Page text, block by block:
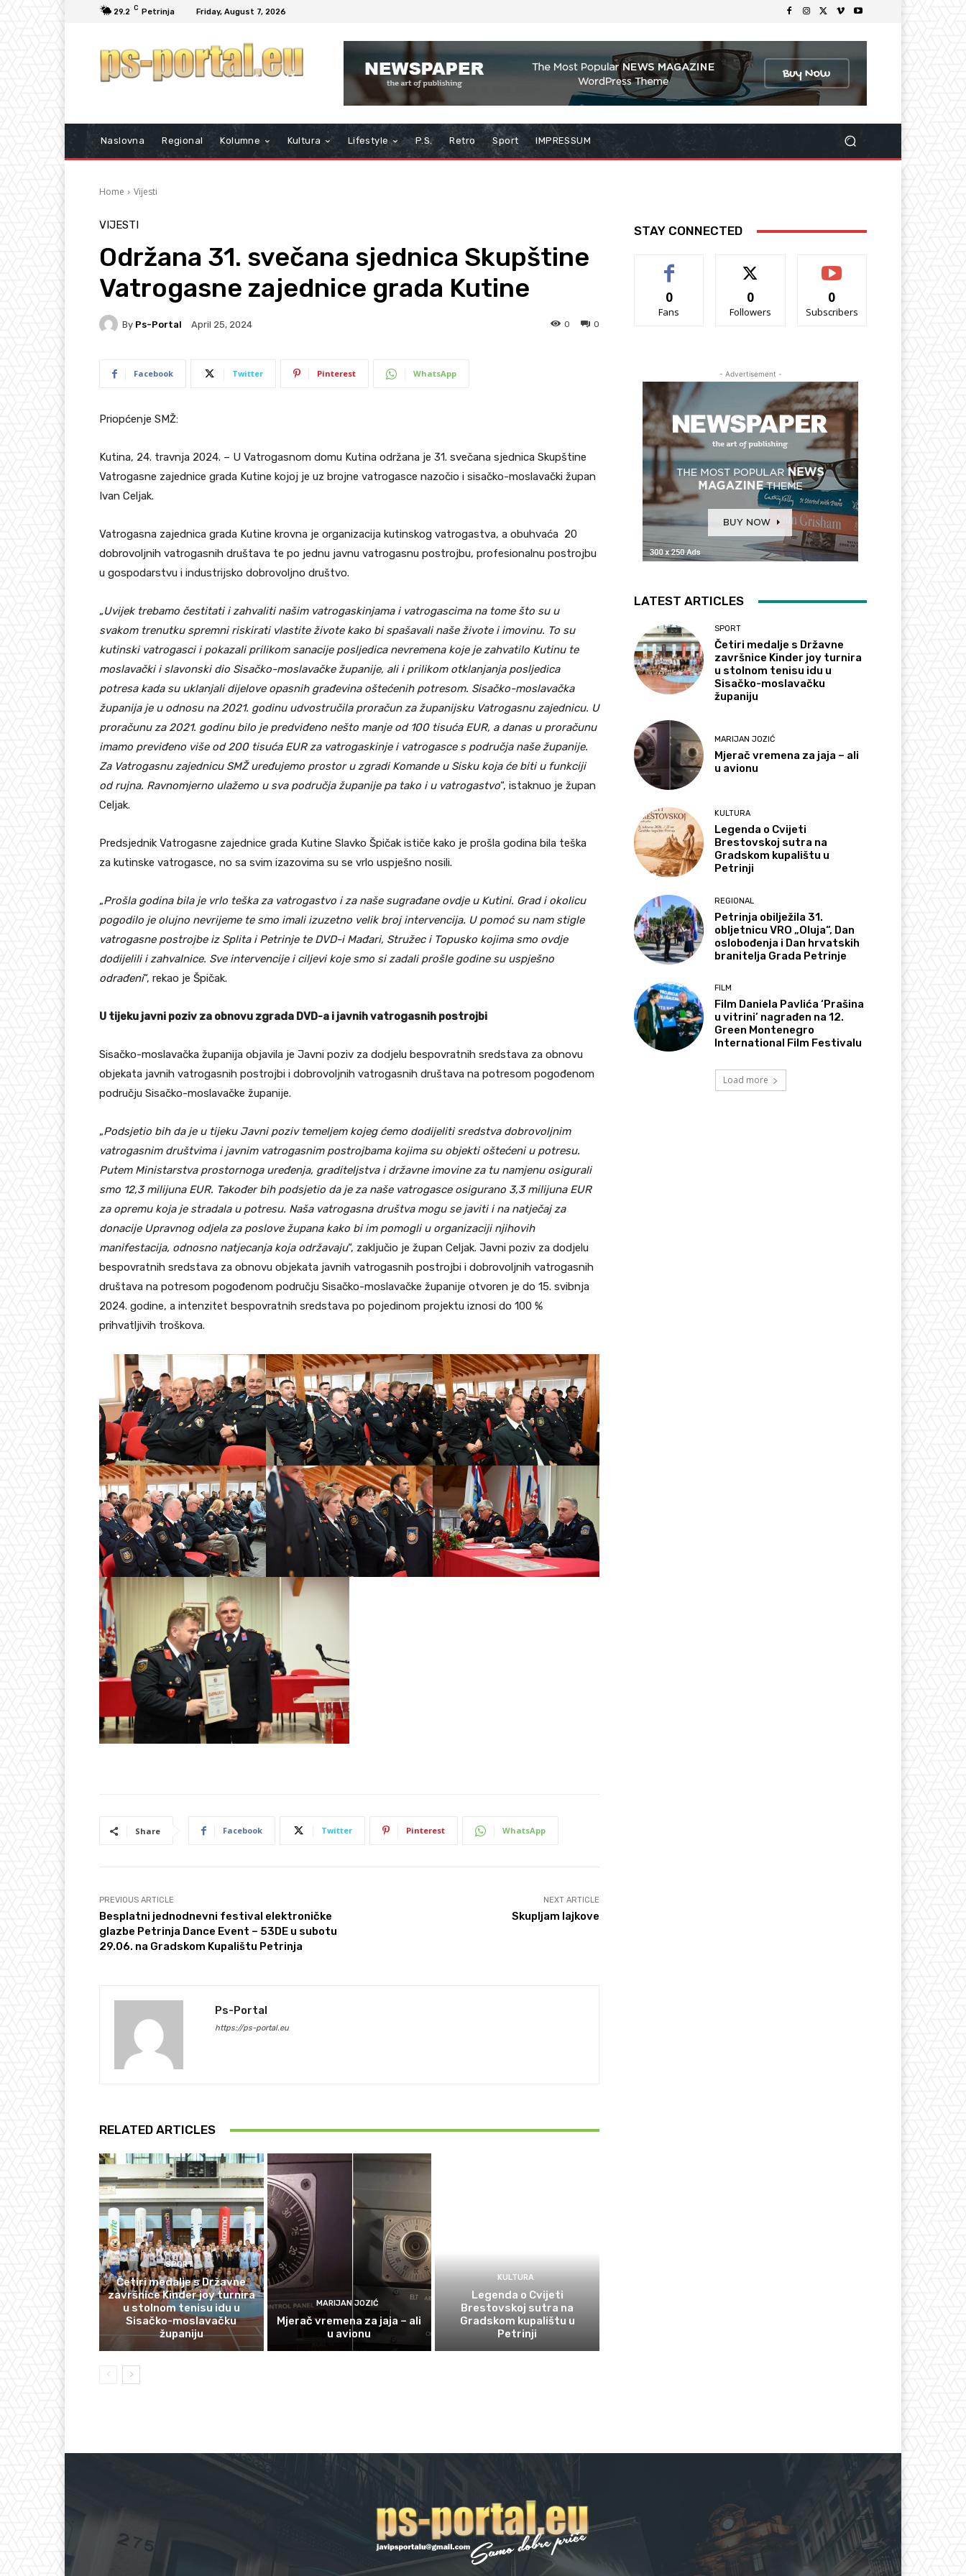
29.2 C Petrinja Friday, August 7, 2026
Naslovna Regional Kolumne Kultura Lifestyle P.S. Retro Sport IMPRESSUM
Home Vijesti
VIJESTI
Održana 31. svečana sjednica Skupštine
Vatrogasne zajednice grada Kutine
By Ps-Portal April 25, 2024 0
0
Facebook Twitter Pinterest WhatsApp
Priopćenje SMŽ:
Kutina, 24. travnja 2024. – U Vatrogasnom domu Kutina održana je 31. svečana sjednica Skupštine
Vatrogasne zajednice grada Kutine kojoj je uz brojne vatrogasce nazočio i sisačko-moslavački župan
Ivan Celjak.
Vatrogasna zajednica grada Kutine krovna je organizacija kutinskog vatrogastva, a obuhvaća 20
dobrovoljnih vatrogasnih društava te po jednu javnu vatrogasnu postrojbu, profesionalnu postrojbu
u gospodarstvu i industrijsko dobrovoljno društvo.
„Uvijek trebamo čestitati i zahvaliti našim vatrogaskinjama i vatrogascima na tome što su u
svakom trenutku spremni riskirati vlastite živote kako bi spašavali naše živote i imovinu. To su
kutinski vatrogasci i pokazali prilikom sanacije posljedica nevremena koje je zahvatilo Kutinu te
moslavački i slavonski dio Sisačko-moslavačke županije, ali i prilikom otklanjanja posljedica
potresa kada su uklanjali dijelove opasnih građevina oštećenih potresom. Sisačko-moslavačka
županija je u odnosu na 2021. godinu udvostručila proračun za županijsku Vatrogasnu zajednicu. U
proračunu za 2021. godinu bilo je predviđeno nešto manje od 100 tisuća EUR, a danas u proračunu
imamo previđeno više od 200 tisuća EUR za vatrogaskinje i vatrogasce s područja naše županije.
Za Vatrogasnu zajednicu SMŽ uređujemo prostor u zgradi Komande u Sisku koja će biti u funkciji
od rujna. Ravnomjerno ulažemo u sva područja županije pa tako i u vatrogastvo“, istaknuo je župan
Celjak.
Predsjednik Vatrogasne zajednice grada Kutine Slavko Špičak ističe kako je prošla godina bila teška
za kutinske vatrogasce, no sa svim izazovima su se vrlo uspješno nosili.
„Prošla godina bila je vrlo teška za vatrogastvo i za naše sugrađane ovdje u Kutini. Grad i okolicu
pogodilo je olujno nevrijeme te smo imali izuzetno velik broj intervencija. U pomoć su nam stigle
vatrogasne postrojbe iz Splita i Petrinje te DVD-i Mađari, Stružec i Topusko kojima smo ovdje
dodijelili i zahvalnice. Sve intervencije i ciljevi koje smo si zadali prošle godine su uspješno
odrađeni“, rekao je Špičak.
U tijeku javni poziv za obnovu zgrada DVD-a i javnih vatrogasnih postrojbi
Sisačko-moslavačka županija objavila je Javni poziv za dodjelu bespovratnih sredstava za obnovu
objekata javnih vatrogasnih postrojbi i dobrovoljnih vatrogasnih društava na potresom pogođenom
području Sisačko-moslavačke županije.
„Podsjetio bih da je u tijeku Javni poziv temeljem kojeg ćemo dodijeliti sredstva dobrovoljnim
vatrogasnim društvima i javnim vatrogasnim postrojbama kojima su objekti oštećeni u potresu.
Putem Ministarstva prostornoga uređenja, graditeljstva i državne imovine za tu namjenu osigurali
smo 12,3 milijuna EUR. Također bih podsjetio da je za naše vatrogasce osigurano 3,3 milijuna EUR
za opremu koja je stradala u potresu. Naša vatrogasna društva mogu se javiti i na natječaj za
donacije Upravnog odjela za poslove župana kako bi im pomogli u organizaciji njihovih
manifestacija, odnosno natjecanja koja održavaju“, zaključio je župan Celjak. Javni poziv za dodjelu
bespovratnih sredstava za obnovu objekata javnih vatrogasnih postrojbi i dobrovoljnih vatrogasnih
društava na potresom pogođenom području Sisačko-moslavačke županije otvoren je do 15. svibnja
2024. godine, a intenzitet bespovratnih sredstava po pojedinom projektu iznosi do 100 %
prihvatljivih troškova.
Share Facebook Twitter Pinterest WhatsApp
PREVIOUS ARTICLE
Besplatni jednodnevni festival elektroničke
glazbe Petrinja Dance Event – 53DE u subotu
29.06. na Gradskom Kupalištu Petrinja
NEXT ARTICLE
Skupljam lajkove
Ps-Portal
https://ps-portal.eu
RELATED ARTICLES
SPORT
Četiri medalje s Državne
završnice Kinder joy turnira
u stolnom tenisu idu u
Sisačko-moslavačku
županiju
MARIJAN JOZIĆ
Mjerač vremena za jaja – ali
u avionu
KULTURA
Legenda o Cvijeti
Brestovskoj sutra na
Gradskom kupalištu u
Petrinji
STAY CONNECTED
0
Fans
0
Followers
0
Subscribers
- Advertisement -
LATEST ARTICLES
SPORT
Četiri medalje s Državne
završnice Kinder joy turnira
u stolnom tenisu idu u
Sisačko-moslavačku
županiju
MARIJAN JOZIĆ
Mjerač vremena za jaja – ali
u avionu
KULTURA
Legenda o Cvijeti
Brestovskoj sutra na
Gradskom kupalištu u
Petrinji
REGIONAL
Petrinja obilježila 31.
obljetnicu VRO „Oluja“, Dan
oslobođenja i Dan hrvatskih
branitelja Grada Petrinje
FILM
Film Daniela Pavlića ‘Prašina
u vitrini’ nagrađen na 12.
Green Montenegro
International Film Festivalu
Load more